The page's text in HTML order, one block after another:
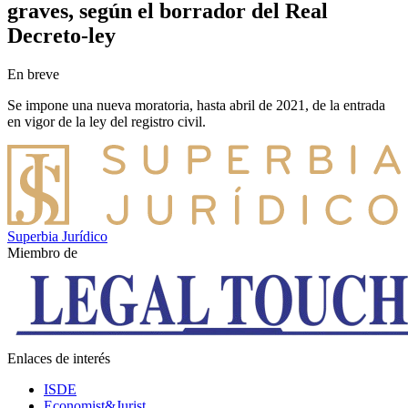
graves, según el borrador del Real
Decreto-ley
En breve
Se impone una nueva moratoria, hasta abril de 2021, de la entrada
en vigor de la ley del registro civil.
Superbia Jurídico
Miembro de
Enlaces de interés
ISDE